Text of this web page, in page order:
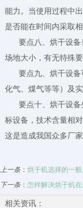
能力。当使用过程中
是否能在时间内采取
要点八、烘干设
场地大小，有无特殊要
要点九、烘干设
化气、煤气等等）及
要点十、烘干设
标设备，技术含量相
这是造成我国众多厂
上一条： 烘干机选择的一般
下一条： 怎样解决烘干机
相关资讯：